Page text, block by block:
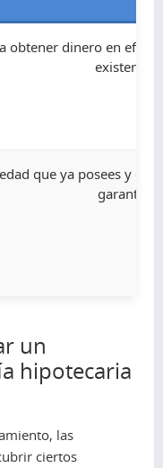
obtener dinero en
existente.
que ya posees y
garantía.
un
hipotecaria
las
ciertos